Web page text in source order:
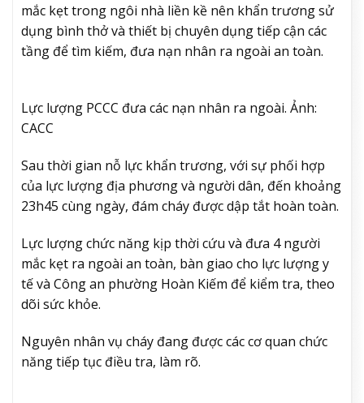
mắc kẹt trong ngôi nhà liền kề nên khẩn trương sử
dụng bình thở và thiết bị chuyên dụng tiếp cận các
tầng để tìm kiếm, đưa nạn nhân ra ngoài an toàn.
Lực lượng PCCC đưa các nạn nhân ra ngoài. Ảnh:
CACC
Sau thời gian nỗ lực khẩn trương, với sự phối hợp
của lực lượng địa phương và người dân, đến khoảng
23h45 cùng ngày, đám cháy được dập tắt hoàn toàn.
Lực lượng chức năng kịp thời cứu và đưa 4 người
mắc kẹt ra ngoài an toàn, bàn giao cho lực lượng y
tế và Công an phường Hoàn Kiếm để kiểm tra, theo
dõi sức khỏe.
Nguyên nhân vụ cháy đang được các cơ quan chức
năng tiếp tục điều tra, làm rõ.